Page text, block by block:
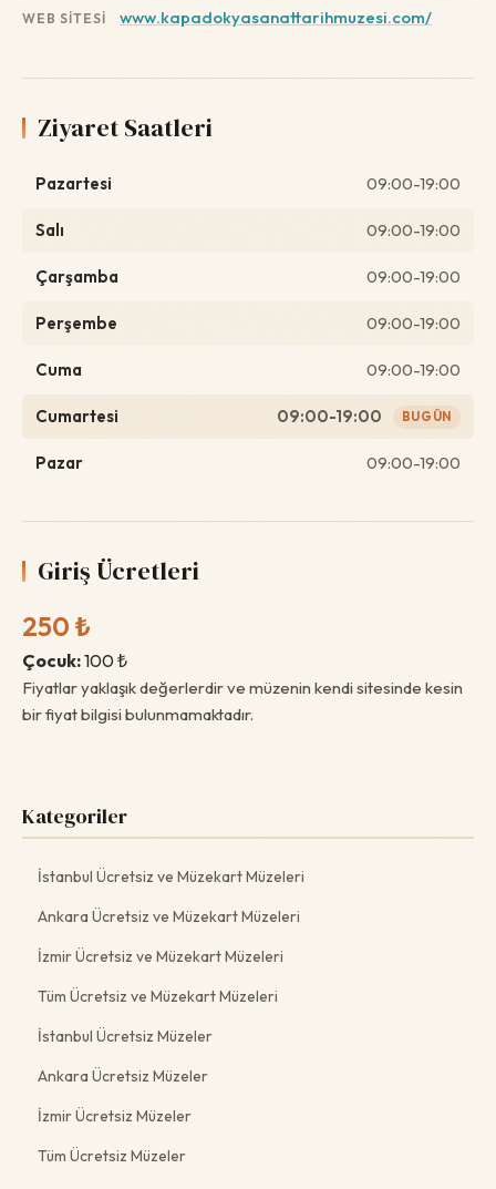
WEB SITESI www.kapadokyasanattarihmuzesi.com/
Ziyaret Saatleri
Pazartesi 09:00-19:00
Salı 09:00-19:00
Çarşamba 09:00-19:00
Perşembe 09:00-19:00
Cuma 09:00-19:00
Cumartesi 09:00-19:00 BUGÜN
Pazar 09:00-19:00
Giriş Ücretleri
250 ₺
Çocuk:100 ₺
Fiyatlar yaklaşık değerlerdir ve müzenin kendi sitesinde kesin
bir fiyat bilgisi bulunmamaktadır.
Kategoriler
İstanbul Ücretsiz ve Müzekart Müzeleri
Ankara Ücretsiz ve Müzekart Müzeleri
İzmir Ücretsiz ve Müzekart Müzeleri
Tüm Ücretsiz ve Müzekart Müzeleri
İstanbul Ücretsiz Müzeler
Ankara Ücretsiz Müzeler
İzmir Ücretsiz Müzeler
Tüm Ücretsiz Müzeler